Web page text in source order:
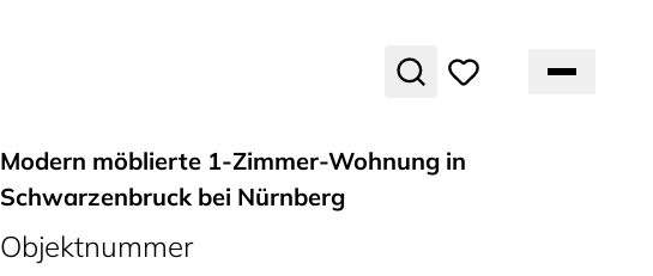
Modern möblierte 1-Zimmer-Wohnung in
Schwarzenbruck bei Nürnberg
Objektnummer